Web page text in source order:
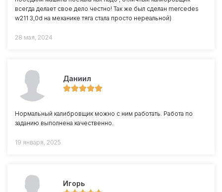
всегда делает свое дело честно! Так же был сделан mercedes
w211 3,0d на механике тяга стала просто нереальной)
28 мая, 2024
Даниил
Нормальный калибровщик можно с ним работать. Работа по
заданию выполнена качественно.
19 января, 2025
Игорь